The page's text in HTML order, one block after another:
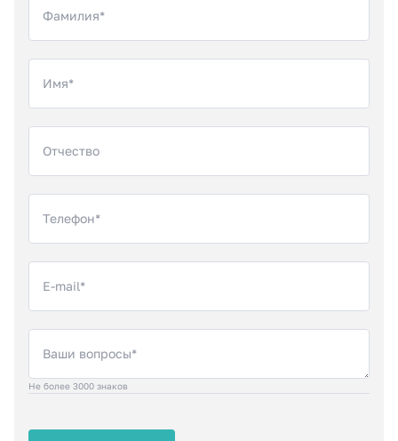
Фамилия*
Имя*
Отчество
Телефон*
E-mail*
Ваши вопросы*
Не более 3000 знаков